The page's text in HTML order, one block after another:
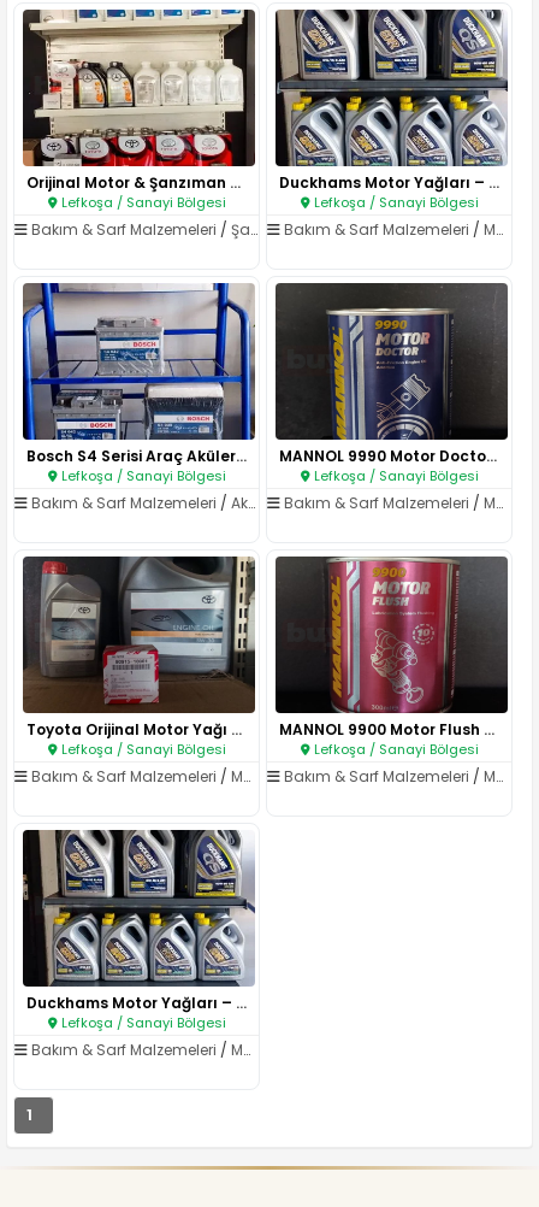
Orijinal Motor & Şanzıman Yağl..
Lefkoşa / Sanayi Bölgesi
Bakım & Sarf Malzemeleri / Şanzıman Yağları
Duckhams Motor Yağları – Tam S..
Lefkoşa / Sanayi Bölgesi
Bakım & Sarf Malzemeleri /Motor Yağları
Bosch S4 Serisi Araç Aküleri –..
Lefkoşa / Sanayi Bölgesi
Bakım & Sarf Malzemeleri / Aküler
MANNOL 9990 Motor Doctor – Mot..
Lefkoşa / Sanayi Bölgesi
Bakım & Sarf Malzemeleri /Motor Yağları
Toyota Orijinal Motor Yağı 5W-..
Lefkoşa / Sanayi Bölgesi
Bakım & Sarf Malzemeleri / Motor Yağları
MANNOL 9900 Motor Flush – Moto..
Lefkoşa / Sanayi Bölgesi
Bakım & Sarf Malzemeleri /Motor Yağları
Duckhams Motor Yağları – Tam S..
Lefkoşa / Sanayi Bölgesi
Bakım & Sarf Malzemeleri / Motor Yağları
1